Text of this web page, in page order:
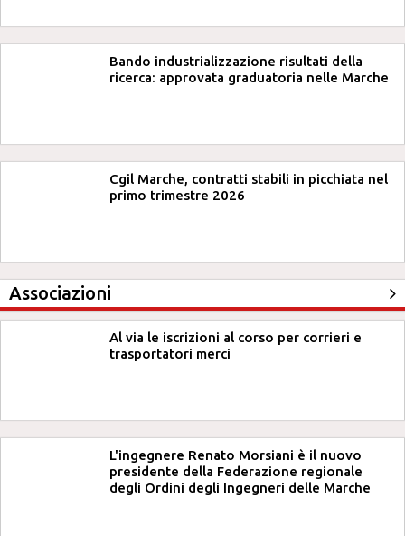
Bando industrializzazione risultati della
ricerca: approvata graduatoria nelle Marche
Cgil Marche, contratti stabili in picchiata nel
primo trimestre 2026
Associazioni
Al via le iscrizioni al corso per corrieri e
trasportatori merci
L'ingegnere Renato Morsiani è il nuovo
presidente della Federazione regionale
degli Ordini degli Ingegneri delle Marche